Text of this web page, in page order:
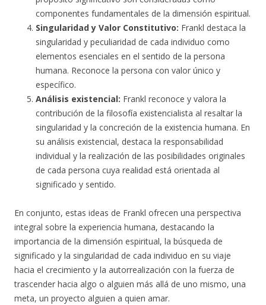
componentes fundamentales de la dimensión espiritual.
Singularidad y Valor Constitutivo: Frankl destaca la
singularidad y peculiaridad de cada individuo como
elementos esenciales en el sentido de la persona
humana. Reconoce la persona con valor único y
específico.
Análisis existencial: Frankl reconoce y valora la
contribución de la filosofía existencialista al resaltar la
singularidad y la concreción de la existencia humana. En
su análisis existencial, destaca la responsabilidad
individual y la realización de las posibilidades originales
de cada persona cuya realidad está orientada al
significado y sentido.
En conjunto, estas ideas de Frankl ofrecen una perspectiva
integral sobre la experiencia humana, destacando la
importancia de la dimensión espiritual, la búsqueda de
significado y la singularidad de cada individuo en su viaje
hacia el crecimiento y la autorrealización con la fuerza de
trascender hacia algo o alguien más allá de uno mismo, una
meta, un proyecto alguien a quien amar.